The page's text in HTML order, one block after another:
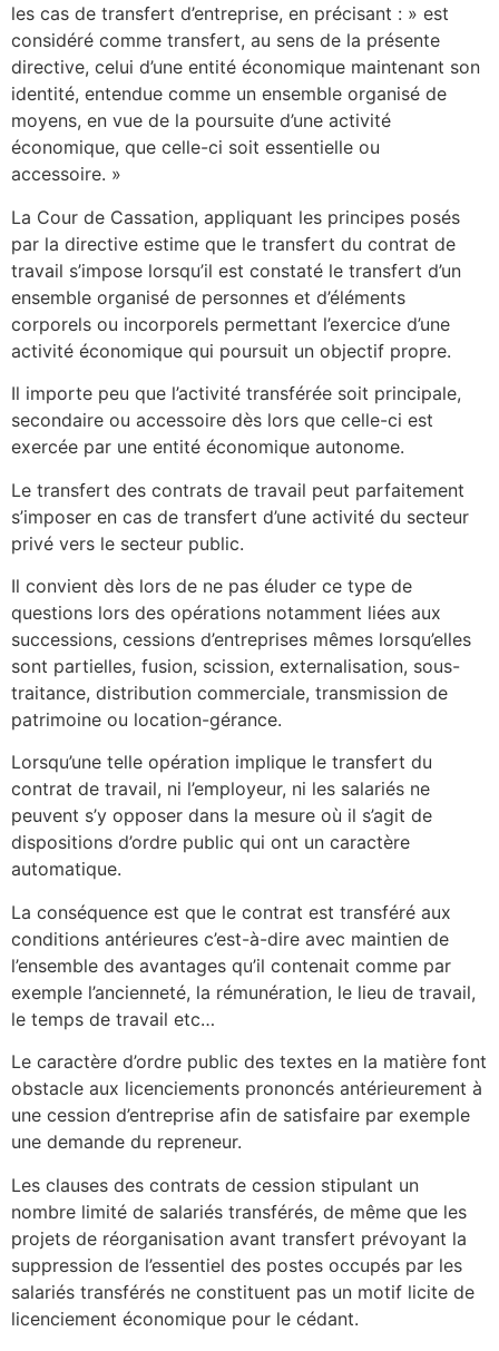
les cas de transfert d’entreprise, en précisant : » est
considéré comme transfert, au sens de la présente
directive, celui d’une entité économique maintenant son
identité, entendue comme un ensemble organisé de
moyens, en vue de la poursuite d’une activité
économique, que celle-ci soit essentielle ou
accessoire. »
La Cour de Cassation, appliquant les principes posés
par la directive estime que le transfert du contrat de
travail s’impose lorsqu’il est constaté le transfert d’un
ensemble organisé de personnes et d’éléments
corporels ou incorporels permettant l’exercice d’une
activité économique qui poursuit un objectif propre.
Il importe peu que l’activité transférée soit principale,
secondaire ou accessoire dès lors que celle-ci est
exercée par une entité économique autonome.
Le transfert des contrats de travail peut parfaitement
s’imposer en cas de transfert d’une activité du secteur
privé vers le secteur public.
Il convient dès lors de ne pas éluder ce type de
questions lors des opérations notamment liées aux
successions, cessions d’entreprises mêmes lorsqu’elles
sont partielles, fusion, scission, externalisation, sous-
traitance, distribution commerciale, transmission de
patrimoine ou location-gérance.
Lorsqu’une telle opération implique le transfert du
contrat de travail, ni l’employeur, ni les salariés ne
peuvent s’y opposer dans la mesure où il s’agit de
dispositions d’ordre public qui ont un caractère
automatique.
La conséquence est que le contrat est transféré aux
conditions antérieures c’est-à-dire avec maintien de
l’ensemble des avantages qu’il contenait comme par
exemple l’ancienneté, la rémunération, le lieu de travail,
le temps de travail etc…
Le caractère d’ordre public des textes en la matière font
obstacle aux licenciements prononcés antérieurement à
une cession d’entreprise afin de satisfaire par exemple
une demande du repreneur.
Les clauses des contrats de cession stipulant un
nombre limité de salariés transférés, de même que les
projets de réorganisation avant transfert prévoyant la
suppression de l’essentiel des postes occupés par les
salariés transférés ne constituent pas un motif licite de
licenciement économique pour le cédant.